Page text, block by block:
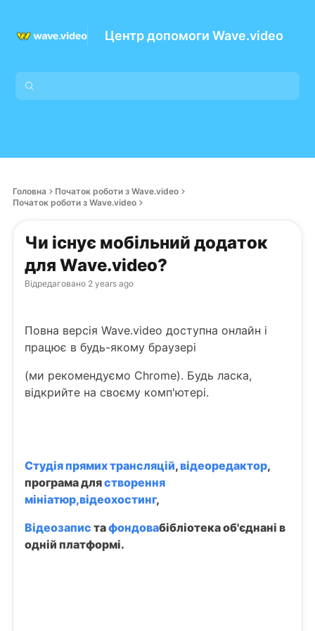
Центр допомоги Wave.video
Головна
Початок роботи з Wave.video
Початок роботи з Wave.video
Чи існує мобільний додаток
для Wave.video?
Відредаговано 2 years ago
Повна версія Wave.video доступна онлайн і
працює в будь-якому браузері
(ми рекомендуємо Chrome). Будь ласка,
відкрийте на своєму комп'ютері.
Студія прямих трансляцій,відеоредактор,
програма длястворення
мініатюр,відеохостинг,
Відеозапис тафондовабібліотека об'єднані в
одній платформі.